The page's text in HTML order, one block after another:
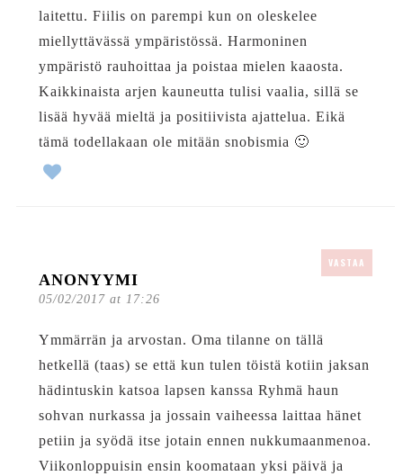
laitettu. Fiilis on parempi kun on oleskelee
miellyttävässä ympäristössä. Harmoninen
ympäristö rauhoittaa ja poistaa mielen kaaosta.
Kaikkinaista arjen kauneutta tulisi vaalia, sillä se
lisää hyvää mieltä ja positiivista ajattelua. Eikä
tämä todellakaan ole mitään snobismia 🙂
ANONYYMI
05/02/2017 at 17:26
VASTAA
Ymmärrän ja arvostan. Oma tilanne on tällä
hetkellä (taas) se että kun tulen töistä kotiin jaksan
hädintuskin katsoa lapsen kanssa Ryhmä haun
sohvan nurkassa ja jossain vaiheessa laittaa hänet
petiin ja syödä itse jotain ennen nukkumaanmenoa.
Viikonloppuisin ensin koomataan yksi päivä ja